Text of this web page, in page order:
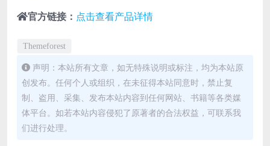
官方链接： 点击查看产品详情
Themeforest
声明：本站所有文章，如无特殊说明或标注，均为本站原
创发布。任何个人或组织，在未征得本站同意时，禁止复
制、盗用、采集、发布本站内容到任何网站、书籍等各类媒
体平台。如若本站内容侵犯了原著者的合法权益，可联系我
们进行处理。